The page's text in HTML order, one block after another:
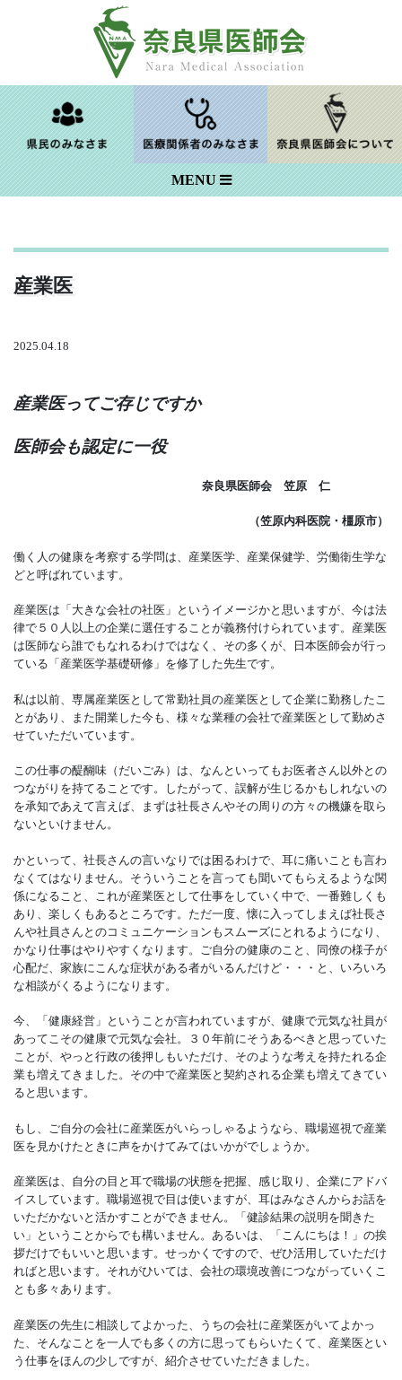
MENU
産業医
2025.04.18
産業医ってご存じですか
医師会も認定に一役
奈良県医師会 笠原 仁
（笠原内科医院・橿原市）
働く人の健康を考察する学問は、産業医学、産業保健学、労働衛生学な
どと呼ばれています。
産業医は「大きな会社の社医」というイメージかと思いますが、今は法
律で５０人以上の企業に選任することが義務付けられています。産業医
は医師なら誰でもなれるわけではなく、その多くが、日本医師会が行っ
ている「産業医学基礎研修」を修了した先生です。
私は以前、専属産業医として常勤社員の産業医として企業に勤務したこ
とがあり、また開業した今も、様々な業種の会社で産業医として勤めさ
せていただいています。
この仕事の醍醐味（だいごみ）は、なんといってもお医者さん以外との
つながりを持てることです。したがって、誤解が生じるかもしれないの
を承知であえて言えば、まずは社長さんやその周りの方々の機嫌を取ら
ないといけません。
かといって、社長さんの言いなりでは困るわけで、耳に痛いことも言わ
なくてはなりません。そういうことを言っても聞いてもらえるような関
係になること、これが産業医として仕事をしていく中で、一番難しくも
あり、楽しくもあるところです。ただ一度、懐に入ってしまえば社長さ
んや社員さんとのコミュニケーションもスムーズにとれるようになり、
かなり仕事はやりやすくなります。ご自分の健康のこと、同僚の様子が
心配だ、家族にこんな症状がある者がいるんだけど・・・と、いろいろ
な相談がくるようになります。
今、「健康経営」ということが言われていますが、健康で元気な社員が
あってこその健康で元気な会社。３０年前にそうあるべきと思っていた
ことが、やっと行政の後押しもいただけ、そのような考えを持たれる企
業も増えてきました。その中で産業医と契約される企業も増えてきてい
ると思います。
もし、ご自分の会社に産業医がいらっしゃるようなら、職場巡視で産業
医を見かけたときに声をかけてみてはいかがでしょうか。
産業医は、自分の目と耳で職場の状態を把握、感じ取り、企業にアドバ
イスしています。職場巡視で目は使いますが、耳はみなさんからお話を
いただかないと活かすことができません。「健診結果の説明を聞きた
い」ということからでも構いません。あるいは、「こんにちは！」の挨
拶だけでもいいと思います。せっかくですので、ぜひ活用していただけ
ればと思います。それがひいては、会社の環境改善につながっていくこ
とも多々あります。
産業医の先生に相談してよかった、うちの会社に産業医がいてよかっ
た、そんなことを一人でも多くの方に思ってもらいたくて、産業医とい
う仕事をほんの少しですが、紹介させていただきました。